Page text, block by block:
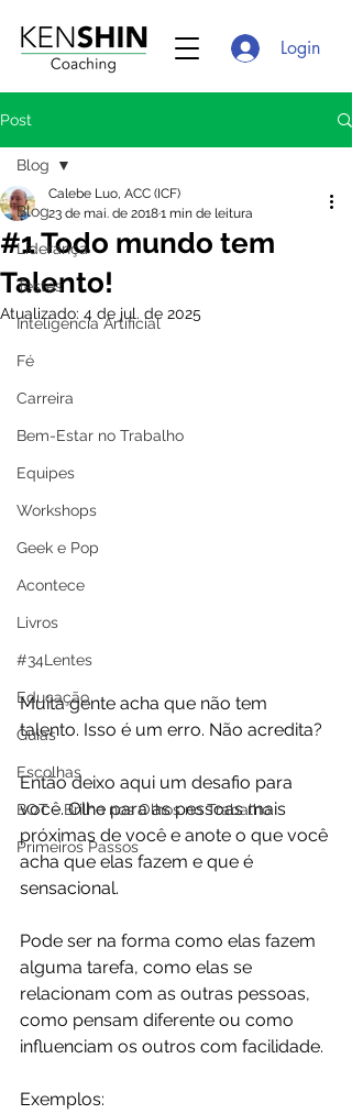
Login
Post
Blog
Liderança
Testes
Inteligência Artificial
Fé
Carreira
Bem-Estar no Trabalho
Equipes
Workshops
Geek e Pop
Acontece
Livros
#34Lentes
Educação
Guias
Escolhas
BOT - Brilho nos Olhos no Trabalho
Primeiros Passos
Blog
#1 Todo mundo tem
Talento!
Calebe Luo, ACC (ICF)
23 de mai. de 20181 min de leitura
Atualizado: 4 de jul. de 2025
Muita gente acha que não tem
talento. Isso é um erro. Não acredita?
Então deixo aqui um desafio para
você. Olhe para as pessoas mais
próximas de você e anote o que você
acha que elas fazem e que é
sensacional.
Pode ser na forma como elas fazem
alguma tarefa, como elas se
relacionam com as outras pessoas,
como pensam diferente ou como
influenciam os outros com facilidade.
Exemplos: